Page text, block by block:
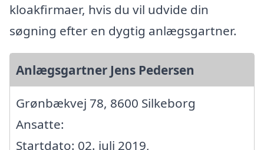
kloakfirmaer, hvis du vil udvide din
søgning efter en dygtig anlægsgartner.
Anlægsgartner Jens Pedersen
Grønbækvej 78, 8600 Silkeborg
Ansatte:
Startdato: 02. juli 2019,